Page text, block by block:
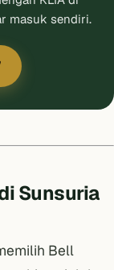
masuk sendiri.
Sunsuria
Bell